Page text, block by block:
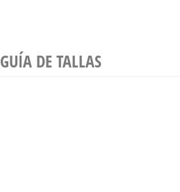
GUÍA DE TALLAS